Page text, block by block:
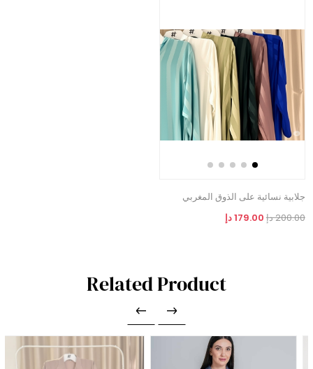
جلابية نسائية على الذوق المغربي
200.00 دإ
179.00 دإ
Related Product